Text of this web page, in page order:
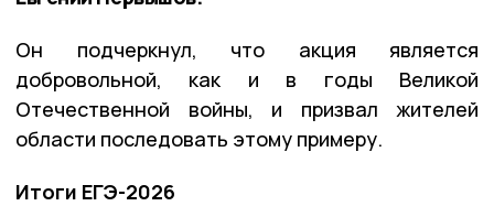
Он подчеркнул, что акция является
добровольной, как и в годы Великой
Отечественной войны, и призвал жителей
области последовать этому примеру.
Итоги ЕГЭ-2026